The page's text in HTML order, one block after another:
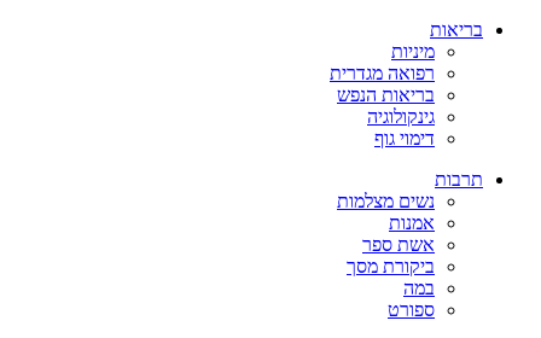
בריאות
מיניות
רפואה מגדרית
בריאות הנפש
גינקולוגיה
דימוי גוף
תרבות
נשים מצלמות
אמנות
אשת ספר
ביקורת מסך
במה
ספורט